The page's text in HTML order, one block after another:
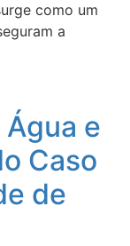
como um
a
e
Caso
de